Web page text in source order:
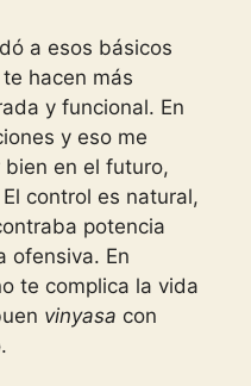
a esos básicos
hacen más
y funcional. En
y eso me
bien en el futuro,
control es natural,
potencia
ofensiva. En
te complica la vida
vinyasa con